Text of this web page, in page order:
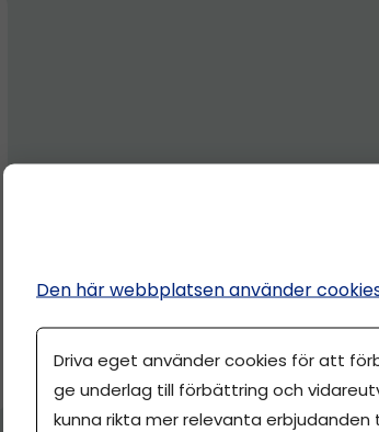
Den här webbplatsen använder
Driva eget använder cookies för att
ge underlag till förbättring och
kunna rikta mer relevanta erbjudanden